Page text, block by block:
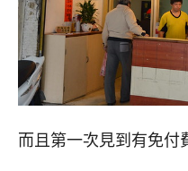
而且第一次見到有免付